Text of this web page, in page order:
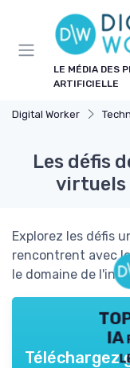
LE MÉDIA DES
ARTIFICIELLE
Digital Worker
Les défis
virtuels
Explorez les défis
rencontrent avec
le domaine de
IA
Téléchargez